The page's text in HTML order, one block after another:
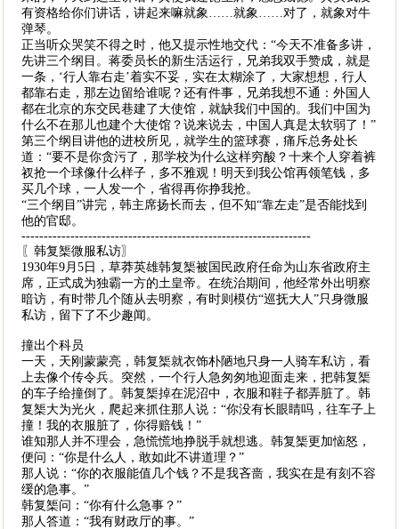
有资格给你们讲话，讲起来嘛就象……就象……对了，就象对牛
弹琴。
正当听众哭笑不得之时，他又提示性地交代：“今天不准备多讲，
先讲三个纲目。蒋委员长的新生活运行，兄弟我双手赞成，就是
一条，‘行人靠右走’着实不妥，实在太糊涂了，大家想想，行人
都靠右走，那左边留给谁呢？还有件事，兄弟我想不通：外国人
都在北京的东交民巷建了大使馆，就缺我们中国的。我们中国为
什么不在那儿也建个大使馆？说来说去，中国人真是太软弱了！”
第三个纲目讲他的进校所见，就学生的篮球赛，痛斥总务处长
道：“要不是你贪污了，那学校为什么这样穷酸？十来个人穿着裤
衩抢一个球像什么样子，多不雅观！明天到我公馆再领笔钱，多
买几个球，一人发一个，省得再你挣我抢。
“三个纲目”讲完，韩主席扬长而去，但不知“靠左走”是否能找到
他的官邸。
-----------------------------------------------------------------
〖韩复榘微服私访〗
1930年9月5日，草莽英雄韩复榘被国民政府任命为山东省政府主
席，正式成为独霸一方的土皇帝。在统治期间，他经常外出明察
暗访，有时带几个随从去明察，有时则模仿“巡抚大人”只身微服
私访，留下了不少趣闻。
撞出个科员
一天，天刚蒙蒙亮，韩复榘就衣饰朴陋地只身一人骑车私访，看
上去像个传令兵。突然，一个行人急匆匆地迎面走来，把韩复榘
的车子给撞倒了。韩复榘掉在泥沼中，衣服和鞋子都弄脏了。韩
复榘大为光火，爬起来抓住那人说：“你没有长眼睛吗，往车子上
撞！我的衣服脏了，你得赔钱！”
谁知那人并不理会，急慌慌地挣脱手就想逃。韩复榘更加恼怒，
便问：“你是什么人，敢如此不讲道理？”
那人说：“你的衣服能值几个钱？不是我吝啬，我实在是有刻不容
缓的急事。”
韩复榘问：“你有什么急事？”
那人答道：“我有财政厅的事。”